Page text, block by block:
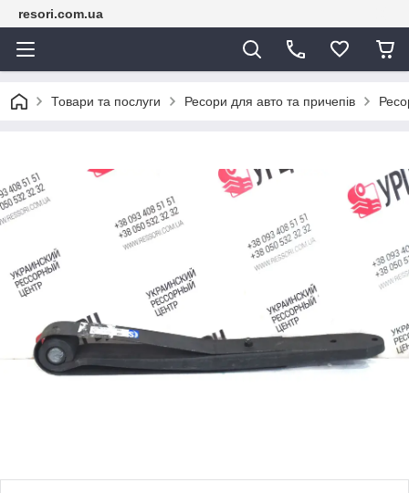
resori.com.ua
Товари та послуги Ресори для авто та причепів